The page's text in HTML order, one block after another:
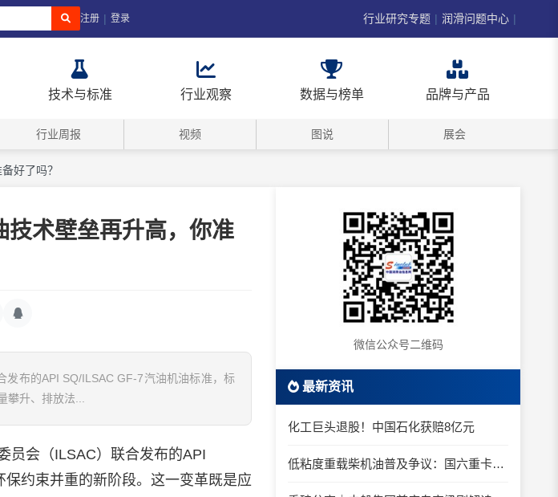
注册 | 登录 行业研究专题 | 润滑问题中心 |
技术与标准 行业观察 数据与榜单 品牌与产品
行业周报 视频 图说 展会
好了吗？
术壁垒再升高，你准
布的API SQ/ILSAC GF-7汽油机油标准，标
升、排放法...
会（ILSAC）联合发布的API
保约束并重的新阶段。这一变革既是应
微信公众号二维码
最新资讯
化工巨头退股！中国石化获赔8亿元
低粘度重载柴机油普及争议：国六重卡长期山区重载工况是否适合0W-20柴油机油？